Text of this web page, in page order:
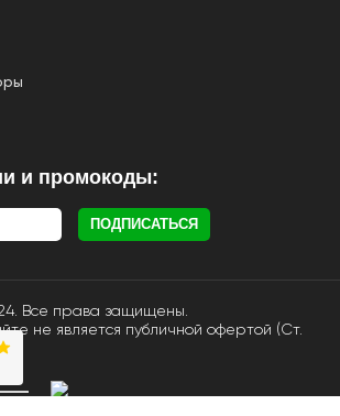
и промокоды:
ПОДПИСАТЬСЯ
Все права защищены.
не является публичной офертой (Ст.